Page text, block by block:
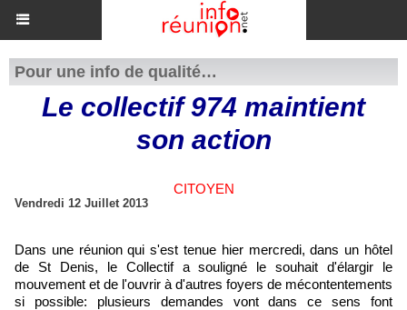
Pour une info de qualité…
Le collectif 974 maintient
son action
CITOYEN
Vendredi 12 Juillet 2013
Dans une réunion qui s'est tenue hier mercredi, dans un hôtel
de St Denis, le Collectif a souligné le souhait d'élargir le
mouvement et de l'ouvrir à d'autres foyers de mécontentements
si possible: plusieurs demandes vont dans ce sens font